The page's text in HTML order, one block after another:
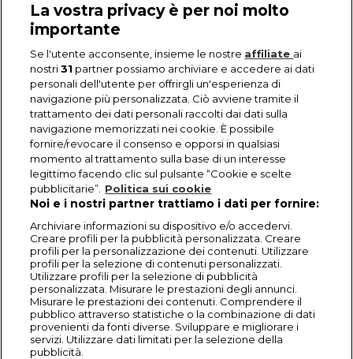
La vostra privacy è per noi molto
importante
Se l'utente acconsente, insieme le nostre affiliate ai
nostri31 partner possiamo archiviare e accedere ai dati
personali dell'utente per offrirgli un'esperienza di
navigazione più personalizzata. Ciò avviene tramite il
trattamento dei dati personali raccolti dai dati sulla
navigazione memorizzati nei cookie. È possibile
fornire/revocare il consenso e opporsi in qualsiasi
momento al trattamento sulla base di un interesse
legittimo facendo clic sul pulsante “Cookie e scelte
pubblicitarie”. Politica sui cookie
Noi e i nostri partner trattiamo i dati per fornire:
Archiviare informazioni su dispositivo e/o accedervi.
Creare profili per la pubblicità personalizzata. Creare
profili per la personalizzazione dei contenuti. Utilizzare
profili per la selezione di contenuti personalizzati.
Utilizzare profili per la selezione di pubblicità
personalizzata. Misurare le prestazioni degli annunci.
Misurare le prestazioni dei contenuti. Comprendere il
pubblico attraverso statistiche o la combinazione di dati
provenienti da fonti diverse. Sviluppare e migliorare i
servizi. Utilizzare dati limitati per la selezione della
pubblicità.